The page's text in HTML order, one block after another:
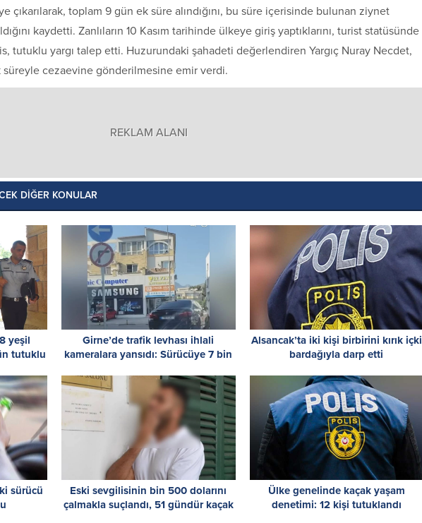
çıkarılarak, toplam 9 gün ek süre alındığını, bu süre içerisinde bulunan ziynet
kaydetti. Zanlıların 10 Kasım tarihinde ülkeye giriş yaptıklarını, turist statüsünde
tutuklu yargı talep etti. Huzurundaki şahadeti değerlendiren Yargıç Nuray Necdet,
süreyle cezaevine gönderilmesine emir verdi.
REKLAM ALANI
DİĞER KONULAR
yeşil
tutuklu
Girne’de trafik levhası ihlali
kameralara yansıdı: Sürücüye 7 bin
Alsancak’ta iki kişi birbirini kırık içki
bardağıyla darp etti
sürücü
Eski sevgilisinin bin 500 dolarını
çalmakla suçlandı, 51 gündür kaçak
Ülke genelinde kaçak yaşam
denetimi: 12 kişi tutuklandı